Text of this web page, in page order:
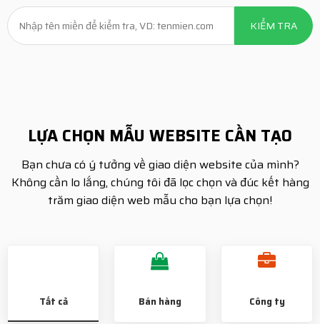
LỰA CHỌN MẪU WEBSITE CẦN TẠO
Bạn chưa có ý tưởng về giao diện website của mình?
Không cần lo lắng, chúng tôi đã lọc chọn và đúc kết hàng
trăm giao diện web mẫu cho bạn lựa chọn!
Tất cả Bán hàng Công ty